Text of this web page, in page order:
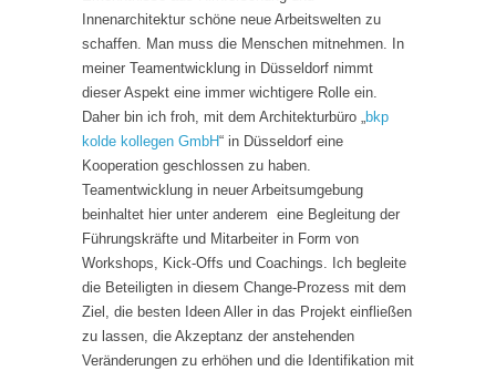
Innenarchitektur schöne neue Arbeitswelten zu
schaffen. Man muss die Menschen mitnehmen. In
meiner Teamentwicklung in Düsseldorf nimmt
dieser Aspekt eine immer wichtigere Rolle ein.
Daher bin ich froh, mit dem Architekturbüro „bkp
kolde kollegen GmbH“ in Düsseldorf eine
Kooperation geschlossen zu haben.
Teamentwicklung in neuer Arbeitsumgebung
beinhaltet hier unter anderem eine Begleitung der
Führungskräfte und Mitarbeiter in Form von
Workshops, Kick-Offs und Coachings. Ich begleite
die Beteiligten in diesem Change-Prozess mit dem
Ziel, die besten Ideen Aller in das Projekt einfließen
zu lassen, die Akzeptanz der anstehenden
Veränderungen zu erhöhen und die Identifikation mit